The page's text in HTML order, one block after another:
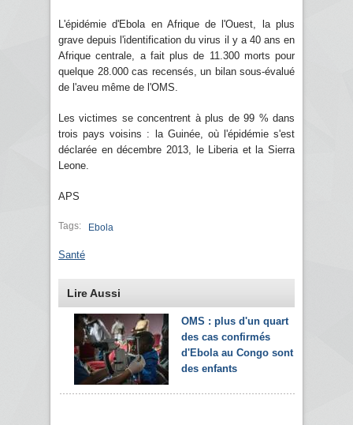
L'épidémie d'Ebola en Afrique de l'Ouest, la plus
grave depuis l'identification du virus il y a 40 ans en
Afrique centrale, a fait plus de 11.300 morts pour
quelque 28.000 cas recensés, un bilan sous-évalué
de l'aveu même de l'OMS.
Les victimes se concentrent à plus de 99 % dans
trois pays voisins : la Guinée, où l'épidémie s'est
déclarée en décembre 2013, le Liberia et la Sierra
Leone.
APS
Tags: Ebola
Santé
Lire Aussi
OMS : plus d'un quart
des cas confirmés
d'Ebola au Congo sont
des enfants